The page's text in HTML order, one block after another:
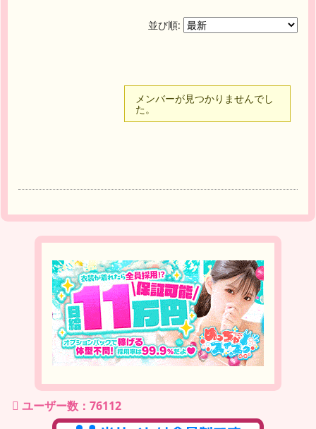
並び順:
メンバーが見つかりませんでし
た。
ユーザー数：76112